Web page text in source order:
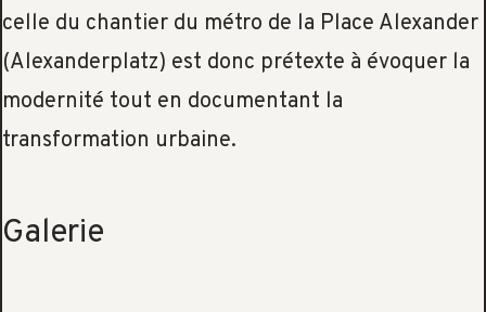
celle du chantier du métro de la Place Alexander
(Alexanderplatz) est donc prétexte à évoquer la
modernité tout en documentant la
transformation urbaine.
Galerie